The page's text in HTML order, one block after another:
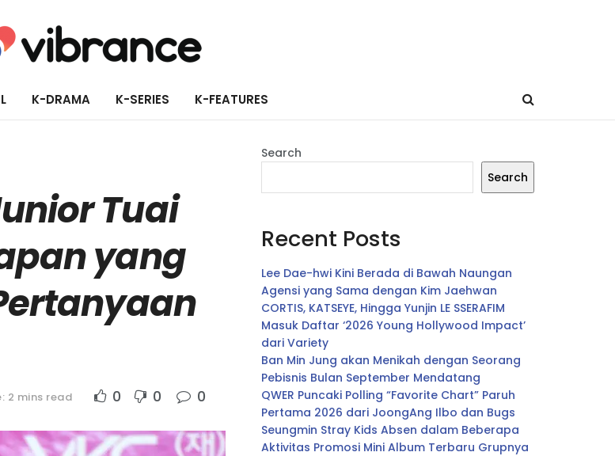
K-DRAMA K-SERIES K-FEATURES
Tuai
yang
2 mins read 0 0 0
Search
Search
Recent Posts
Lee Dae-hwi Kini Berada di Bawah Naungan
Agensi yang Sama dengan Kim Jaehwan
CORTIS, KATSEYE, Hingga Yunjin LE SSERAFIM
Masuk Daftar ‘2026 Young Hollywood Impact’
dari Variety
Ban Min Jung akan Menikah dengan Seorang
Pebisnis Bulan September Mendatang
QWER Puncaki Polling “Favorite Chart” Paruh
Pertama 2026 dari JoongAng Ilbo dan Bugs
Seungmin Stray Kids Absen dalam Beberapa
Aktivitas Promosi Mini Album Terbaru Grupnya